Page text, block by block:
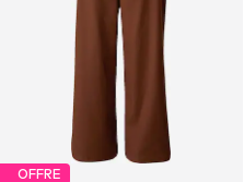
OFFRE